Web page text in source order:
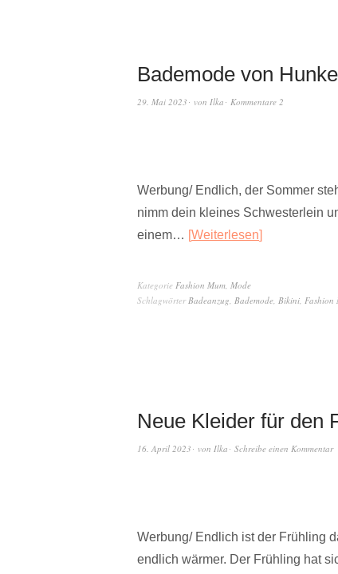
Bademode von
29. Mai 2023 von Ilka Kommentare 2
Werbung/ Endlich, der Sommer
nimm dein kleines Schwesterlein
einem… Weiterlesen
Kategorie Fashion Mum, Mode
SchlagwörterBadeanzug, Bademode, Bikini, Fashion
Neue Kleider für den
16. April 2023 von Ilka Schreibe einen Kommentar
Werbung/ Endlich ist der Frühling
endlich wärmer. Der Frühling hat